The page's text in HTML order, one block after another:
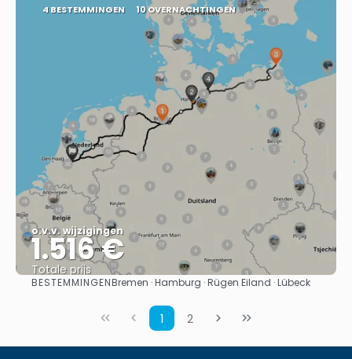
4 BESTEMMINGEN 10 OVERNACHTINGEN
o.v.v. wijzigingen
1.516 €
Totale prijs
Bekijk
BESTEMMINGENBremen · Hamburg · Rügen Eiland · Lübeck
1 2